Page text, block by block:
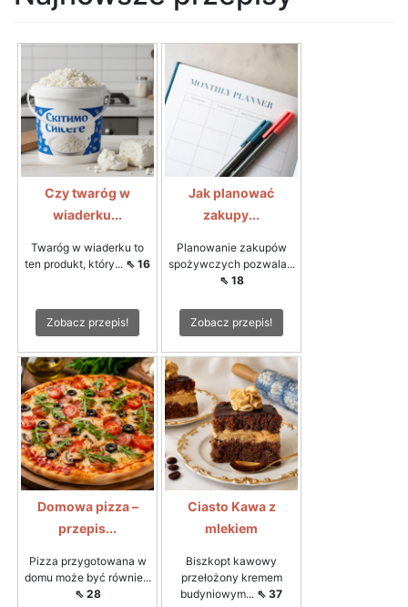
Czy twaróg w
wiaderku...
Twaróg w wiaderku to
ten produkt, który... ⇖ 16
Zobacz przepis!
Jak planować
zakupy...
Planowanie zakupów
spożywczych pozwala...
⇖ 18
Zobacz przepis!
Domowa pizza –
przepis...
Pizza przygotowana w
domu może być równie...
⇖ 28
Ciasto Kawa z
mlekiem
Biszkopt kawowy
przełożony kremem
budyniowym... ⇖ 37